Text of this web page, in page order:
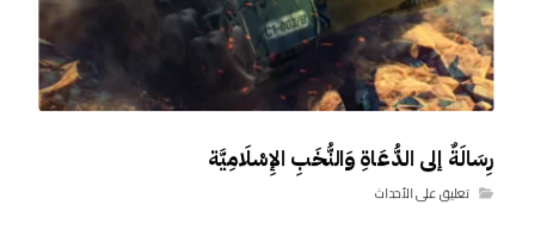
رِسَالَةٌ إلى الدُّعَاةِ وَالنُّخَبِ الإِسْلَامِيَّة
تعليق على الأحداث